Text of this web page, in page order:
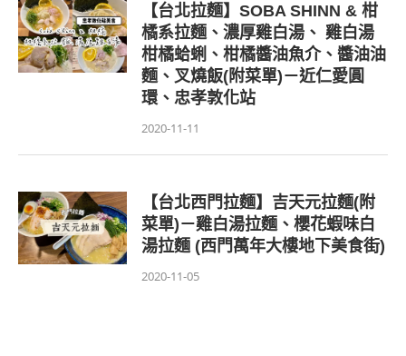
【台北拉麵】SOBA SHINN & 柑
橘系拉麵、濃厚雞白湯、 雞白湯
柑橘蛤蜊、柑橘醬油魚介、醬油油
麵、叉燒飯(附菜單)－近仁愛圓
環、忠孝敦化站
2020-11-11
【台北西門拉麵】吉天元拉麵(附
菜單)－雞白湯拉麵、櫻花蝦味白
湯拉麵 (西門萬年大樓地下美食街)
2020-11-05